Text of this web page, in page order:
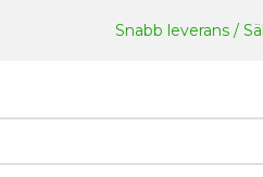
Snabb leverans /